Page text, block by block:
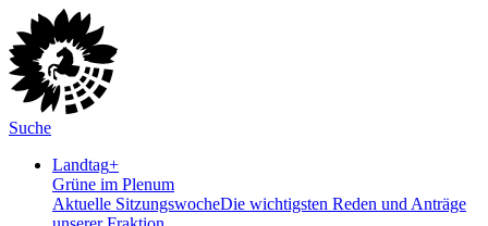
Suche
Landtag+
Grüne im Plenum
Aktuelle SitzungswocheDie wichtigsten Reden und Anträge